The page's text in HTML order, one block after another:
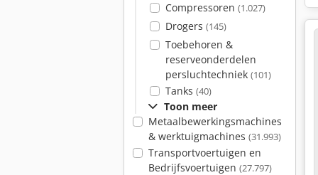
Compressoren (1.027)
Drogers (145)
Toebehoren &
reserveonderdelen
persluchtechniek (101)
Tanks (40)
Toon meer
Metaalbewerkingsmachines
& werktuigmachines (31.993)
Transportvoertuigen en
Bedrijfsvoertuigen (27.797)